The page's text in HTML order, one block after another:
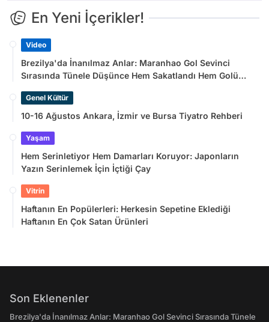
En Yeni İçerikler!
Video
Brezilya'da İnanılmaz Anlar: Maranhao Gol Sevinci
Sırasında Tünele Düşünce Hem Sakatlandı Hem Golü
Genel Kültür
10-16 Ağustos Ankara, İzmir ve Bursa Tiyatro Rehberi
Yaşam
Hem Serinletiyor Hem Damarları Koruyor: Japonların
Yazın Serinlemek İçin İçtiği Çay
Vitrin
Haftanın En Popülerleri: Herkesin Sepetine Eklediği
Haftanın En Çok Satan Ürünleri
Son Eklenenler
Brezilya'da İnanılmaz Anlar: Maranhao Gol Sevinci Sırasında Tünele